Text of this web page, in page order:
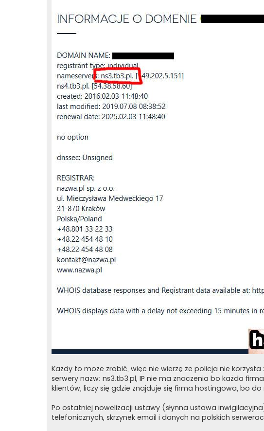
Każdy to może zrobić, więc nie wierzę że policja nie
serwery nazw: ns3.tb3.pl, IP nie ma znaczenia bo każda
klientów, liczy się gdzie znajduje się firma hostingowa, bo do
Po ostatniej nowelizacji ustawy (słynna ustawa
telefonicznych, skrzynek email i danych na polskich